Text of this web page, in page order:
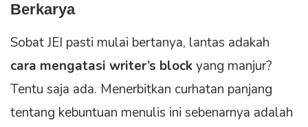
Berkarya
Sobat JEI pasti mulai bertanya, lantas adakah
cara mengatasi writer’s blockyang manjur?
Tentu saja ada. Menerbitkan curhatan panjang
tentang kebuntuan menulis ini sebenarnya adalah